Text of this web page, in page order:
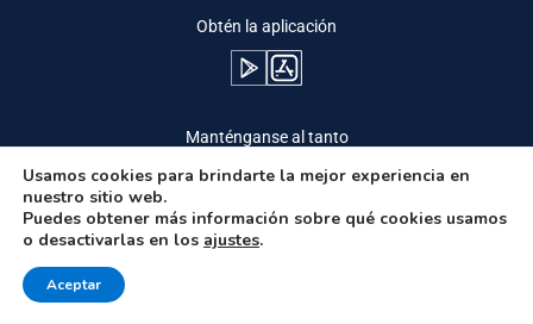
Obtén la aplicación
Manténganse al tanto
Usamos cookies para brindarte la mejor experiencia en
nuestro sitio web.
Puedes obtener más información sobre qué cookies usamos
o desactivarlas en los ajustes.
Aceptar